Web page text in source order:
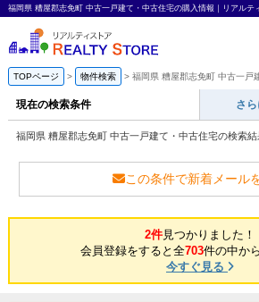
福岡県 糟屋郡志免町 中古一戸建て・中古住宅の購入情報｜リアルテ
TOPページ 物件検索 福岡県 糟屋郡志免町 中古一戸
現在の検索条件 さ
福岡県 糟屋郡志免町 中古一戸建て・中古住宅の検索結
この条件で新着メール
2件見つかりました！
会員登録をすると全703件の中か
今すぐ見る